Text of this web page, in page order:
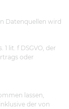
Datenquellen wird
lit. f DSGVO, der
oder
lassen,
der von